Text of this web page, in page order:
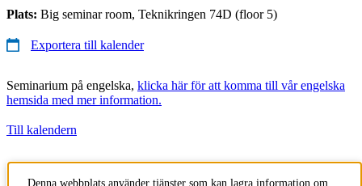
Plats: Big seminar room, Teknikringen 74D (floor 5)
Exportera till kalender
Seminarium på engelska, klicka här för att komma till vår engelska
hemsida med mer information.
Till kalendern
Tillhör
Denna webbplats använder tjänster som kan lagra information om